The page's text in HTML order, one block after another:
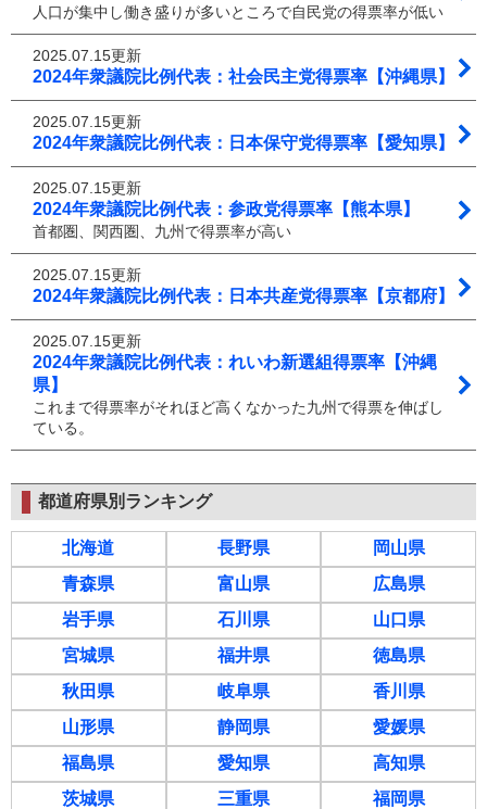
人口が集中し働き盛りが多いところで自民党の得票率が低い
2025.07.15更新
2024年衆議院比例代表：社会民主党得票率【沖縄県】
2025.07.15更新
2024年衆議院比例代表：日本保守党得票率【愛知県】
2025.07.15更新
2024年衆議院比例代表：参政党得票率【熊本県】
首都圏、関西圏、九州で得票率が高い
2025.07.15更新
2024年衆議院比例代表：日本共産党得票率【京都府】
2025.07.15更新
2024年衆議院比例代表：れいわ新選組得票率【沖縄
県】
これまで得票率がそれほど高くなかった九州で得票を伸ばし
ている。
都道府県別ランキング
北海道
青森県
岩手県
宮城県
秋田県
山形県
福島県
茨城県
長野県
富山県
石川県
福井県
岐阜県
静岡県
愛知県
三重県
岡山県
広島県
山口県
徳島県
香川県
愛媛県
高知県
福岡県